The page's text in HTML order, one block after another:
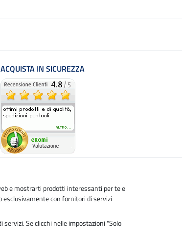
ACQUISTA IN SICUREZZA
e mostrarti prodotti interessanti per te e
esclusivamente con fornitori di servizi
Se clicchi nelle impostazioni "Solo